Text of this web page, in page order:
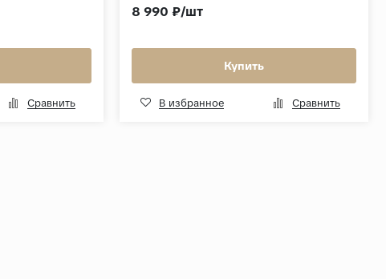
Сравнить
8 990 ₽/шт
Купить
В избранное Сравнить